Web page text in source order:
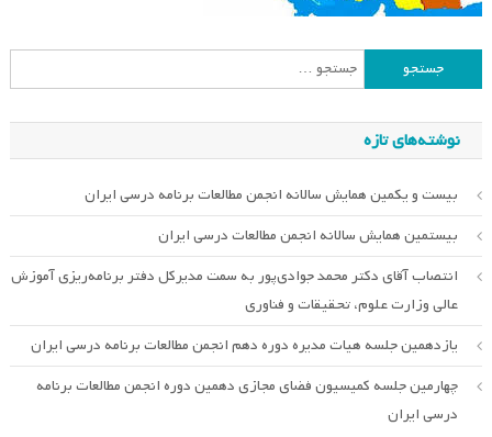
جستجو
برای:
نوشته‌های تازه
بیست و یکمین همایش سالانه انجمن مطالعات برنامه درسی ایران
بیستمین همایش سالانه انجمن مطالعات درسی ایران
انتصاب آقای دکتر محمد جوادی‌پور به سمت مدیرکل دفتر برنامه‌ریزی آموزش
عالی وزارت علوم، تحقیقات و فناوری
یازدهمین جلسه هیات مدیره دوره دهم انجمن مطالعات برنامه درسی ایران
چهارمین جلسه کمیسیون فضای مجازی دهمین دوره انجمن مطالعات برنامه
درسی ایران